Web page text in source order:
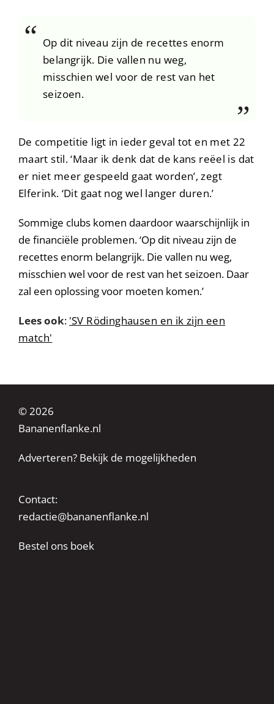
Op dit niveau zijn de recettes enorm
belangrijk. Die vallen nu weg,
misschien wel voor de rest van het
seizoen.
De competitie ligt in ieder geval tot en met 22
maart stil. ‘Maar ik denk dat de kans reëel is dat
er niet meer gespeeld gaat worden’, zegt
Elferink. ‘Dit gaat nog wel langer duren.’
Sommige clubs komen daardoor waarschijnlijk in
de financiële problemen. ‘Op dit niveau zijn de
recettes enorm belangrijk. Die vallen nu weg,
misschien wel voor de rest van het seizoen. Daar
zal een oplossing voor moeten komen.’
Lees ook: 'SV Rödinghausen en ik zijn een
match'
© 2026
Bananenflanke.nl
Adverteren? Bekijk de mogelijkheden
Contact:
redactie@bananenflanke.nl
Bestel ons boek